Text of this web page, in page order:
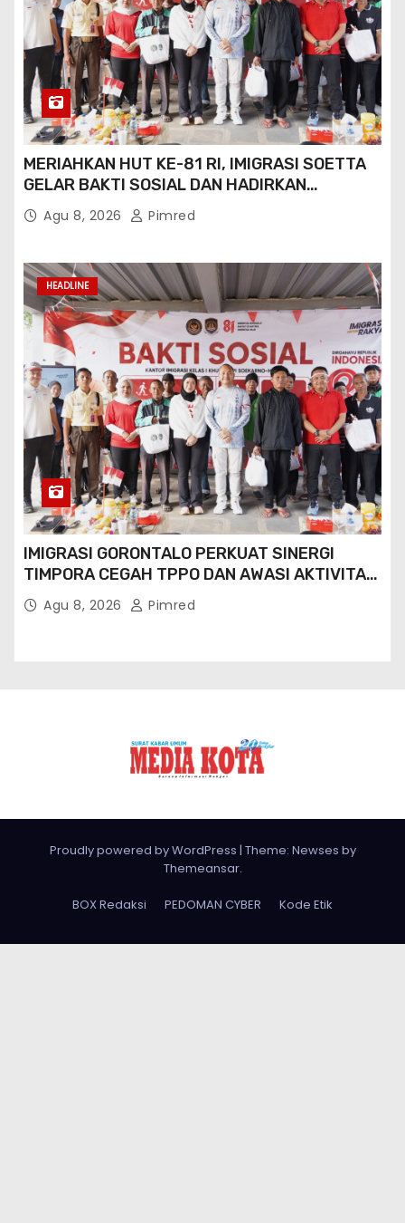
MERIAHKAN HUT KE-81 RI, IMIGRASI SOETTA
GELAR BAKTI SOSIAL DAN HADIRKAN
LAYANAN PASPOR DI AKHIR PEKAN
Agu 8, 2026 Pimred
HEADLINE
IMIGRASI GORONTALO PERKUAT SINERGI
TIMPORA CEGAH TPPO DAN AWASI AKTIVITAS
ORANG ASING DI GORONTALO UTARA
Agu 8, 2026 Pimred
Proudly powered by WordPress | Theme: Newses by
Themeansar.
BOX Redaksi PEDOMAN CYBER Kode Etik